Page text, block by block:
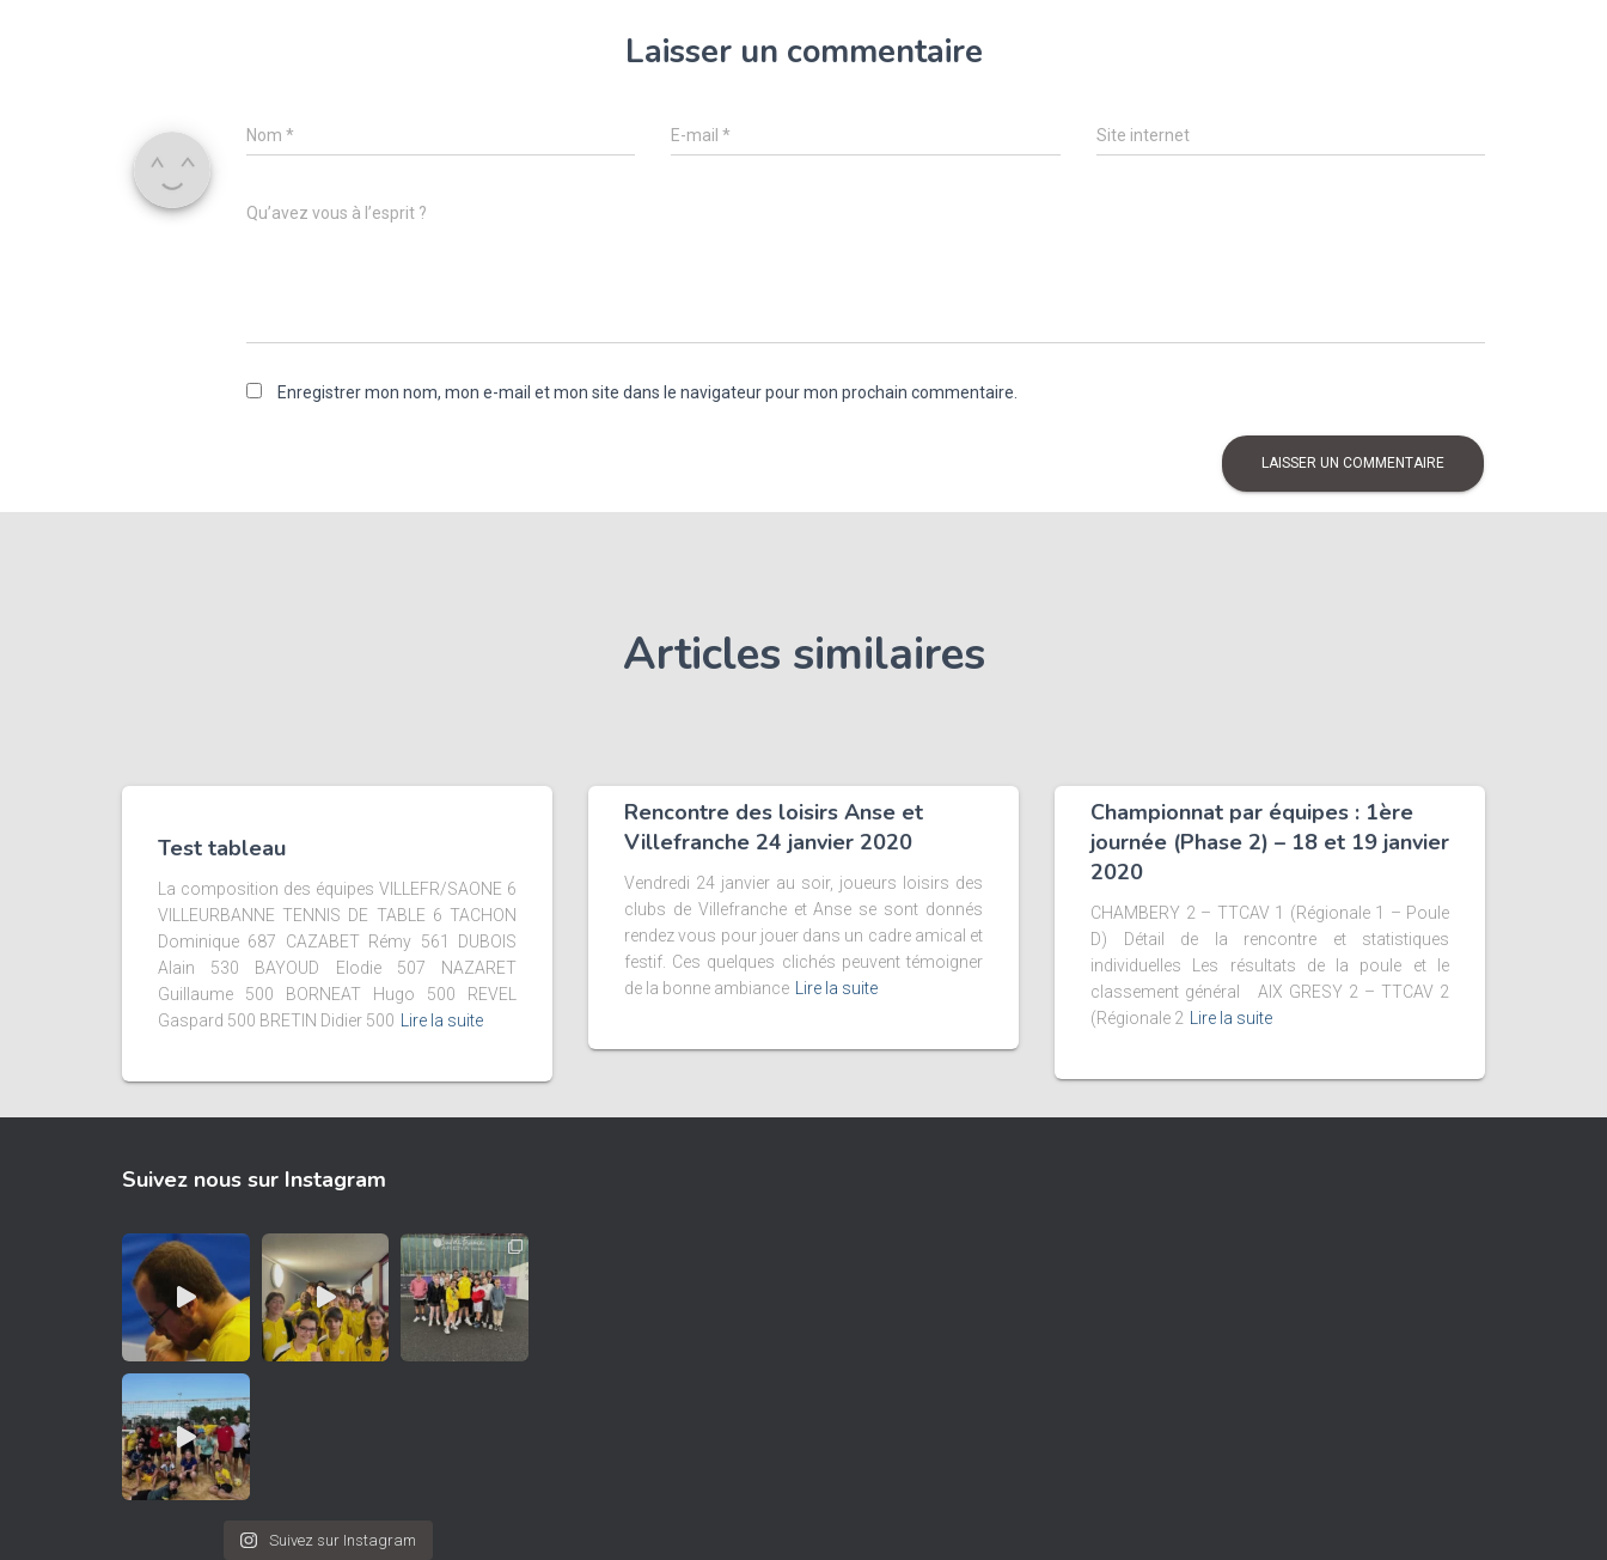
Laisser un commentaire
Nom * E-mail* Site internet
Qu’avez vous à l’esprit ?
Enregistrer mon nom, mon e-mail et mon site dans le navigateur pour mon prochain commentaire.
Articles similaires
Test tableau
La composition des équipes VILLEFR/SAONE 6
VILLEURBANNE TENNIS DE TABLE 6 TACHON
Dominique 687 CAZABET Rémy 561 DUBOIS
Alain 530 BAYOUD Elodie 507 NAZARET
Guillaume 500 BORNEAT Hugo 500 REVEL
Gaspard 500 BRETIN Didier 500
Lire la suite
Rencontre des loisirs Anse et
Villefranche 24 janvier 2020
Vendredi 24 janvier au soir, joueurs loisirs des
clubs de Villefranche et Anse se sont donnés
rendez vous pour jouer dans un cadre amical et
festif. Ces quelques clichés peuvent témoigner
de la bonne ambiance
Lire la suite
Championnat par équipes : 1ère
journée (Phase 2) – 18 et 19 janvier
2020
CHAMBERY 2 – TTCAV 1 (Régionale 1 – Poule
D) Détail de la rencontre et statistiques
individuelles Les résultats de la poule et le
classement général AIX GRESY 2 – TTCAV 2
(Régionale 2
Lire la suite
Suivez nous sur Instagram
Suivez sur Instagram